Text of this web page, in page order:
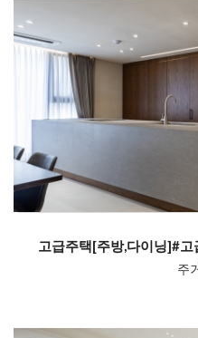
고급주택[주방,다이닝]#
주